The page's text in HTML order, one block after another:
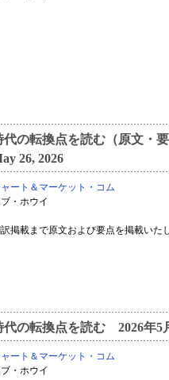
代の転換点を読む（原文・
26, 2026
ート＆マーケット・コム
・ホウイ
掲載まで原文および要点を掲載いた
代の転換点を読む 2026年5
ート＆マーケット・コム
・ホウイ